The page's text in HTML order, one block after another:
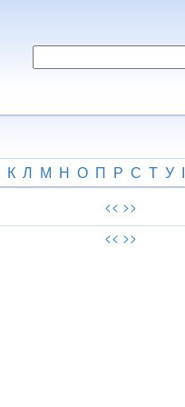
К Л М Н О П Р С Т У І
<< >>
<< >>